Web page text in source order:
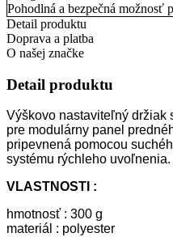
Pohodlná a bezpečná možnosť
Detail produktu
Doprava a platba
O našej značke
Detail produktu
Výškovo nastaviteľný držiak
pre modulárny panel
pripevnená pomocou
systému rýchleho uvoľnenia.
VLASTNOSTI :
hmotnosť : 300 g
materiál : polyester